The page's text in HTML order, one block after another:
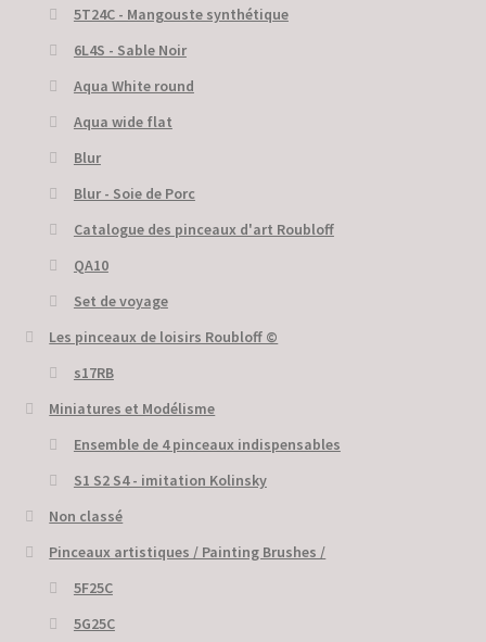
5Т24С - Mangouste synthétique
6L4S - Sable Noir
Aqua White round
Aqua wide flat
Blur
Blur - Soie de Porc
Catalogue des pinceaux d'art Roubloff
QA10
Set de voyage
Les pinceaux de loisirs Roubloff ©
s17RB
Miniatures et Modélisme
Ensemble de 4 pinceaux indispensables
S1 S2 S4 - imitation Kolinsky
Non classé
Pinceaux artistiques / Painting Brushes /
5F25C
5G25C